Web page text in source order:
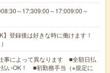
～17:309:00～17:009:00～
】登録後は好きな時に働けます！
によって異なります ■全額日払
払いOK！ ■初勤務手当（※規定に